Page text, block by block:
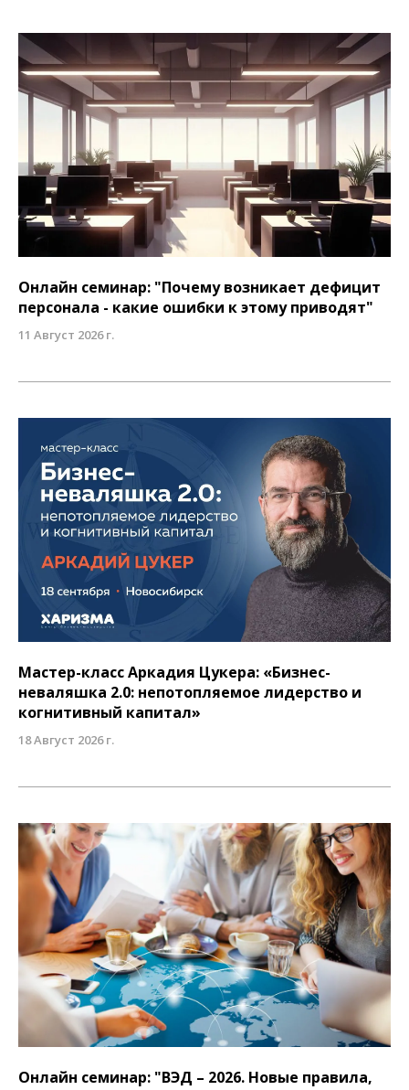
Онлайн семинар: "Почему возникает дефицит
персонала - какие ошибки к этому приводят"
11 Август 2026 г.
Мастер-класс Аркадия Цукера: «Бизнес-
неваляшка 2.0: непотопляемое лидерство и
когнитивный капитал»
18 Август 2026 г.
Онлайн семинар: "ВЭД – 2026. Новые правила,